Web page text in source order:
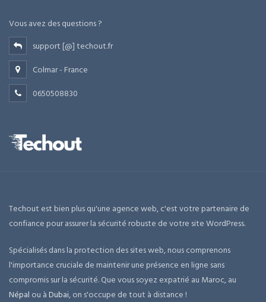
Vous avez des questions ?
support [@] techout.fr
Colmar - France
0650508830
Techout est bien plus qu'une agence web, c'est votre partenaire de
confiance pour assurer la sécurité robuste de votre site WordPress.
Spécialisés dans la protection des sites web, nous comprenons
l'importance cruciale de maintenir une présence en ligne sans
compromis sur la sécurité. Que vous soyez expatrié au Maroc, au
Népal ou àDubai, on s'occupe de tout à distance !